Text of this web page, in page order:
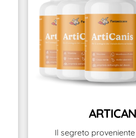
Il segreto